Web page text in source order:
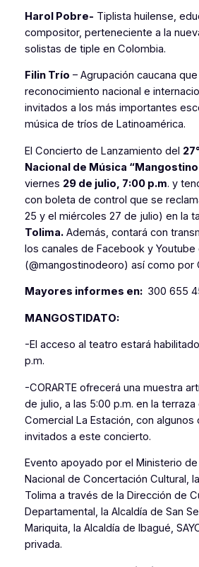
Harol Pobre- Tiplista huilense,
compositor, perteneciente a la
solistas de tiple en Colombia.
Filin Trío – Agrupación caucana
reconocimiento nacional e
invitados a los más importantes
música de tríos de Latinoamérica.
El Concierto de Lanzamiento del
Nacional de Música
viernes 29 de julio, 7:00 p.m. y
con boleta de control que se
25 y el miércoles 27 de julio) en la
Tolima.Además, contará con
los canales de Facebook y Youtube
(@mangostinodeoro) así como por
Mayores informes en: 300 655
MANGOSTIDATO:
-El acceso al teatro estará
p.m.
-CORARTE ofrecerá una muestra
de julio, a las 5:00 p.m. en la
Comercial La Estación, con algunos
invitados a este concierto.
Evento apoyado por el Ministerio de
Nacional de Concertación Cultural,
Tolima a través de la Dirección de
Departamental, la Alcaldía de San
Mariquita, la Alcaldía de Ibagué,
privada.